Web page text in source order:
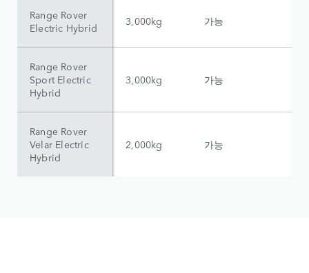
3,000kg 가능
3,000kg 가능
2,000kg 가능
Range Rover
Electric Hybrid
Range Rover
Sport Electric
Hybrid
Range Rover
Velar Electric
Hybrid